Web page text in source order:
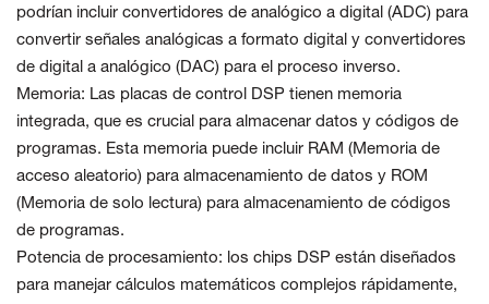
podrían incluir convertidores de analógico a digital (ADC) para
convertir señales analógicas a formato digital y convertidores
de digital a analógico (DAC) para el proceso inverso.
Memoria: Las placas de control DSP tienen memoria
integrada, que es crucial para almacenar datos y códigos de
programas. Esta memoria puede incluir RAM (Memoria de
acceso aleatorio) para almacenamiento de datos y ROM
(Memoria de solo lectura) para almacenamiento de códigos
de programas.
Potencia de procesamiento: los chips DSP están diseñados
para manejar cálculos matemáticos complejos rápidamente,